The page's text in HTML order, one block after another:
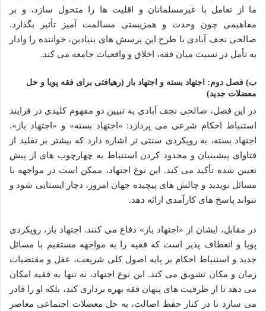
ما از تعامل با غیرمسلمانان و اقلیت ها را متحول سازد، و بر
مفاهیمی چون وحدت و همزیستی مسالمت آمیز تأثیر بگذارد.
صالحی نجف آبادی با طرح این پرسش های بنیادین، خواننده را وادار
به تأمل در نسبت میان فقه، اخلاق و واقعیات جامعه می کند.
ب) فصل دوم: اجتهاد بسته و اجتهاد باز (رهیافتی برای فقه پویا و حل
معضلات جدید)
در این فصل، صالحی نجف آبادی به تبیین دو مفهوم کلیدی در فرایند
استنباط احکام شرعی می پردازد: «اجتهاد بسته» و «اجتهاد باز».
اجتهاد بسته، به رویکردی سنتی تر اشاره دارد که بیشتر بر تقلید از
فتاوای پیشینیان و محدود کردن استنباط به چهارچوب های از پیش
تعیین شده تأکید می کند. این نوع اجتهاد، ممکن است در مواجهه با
مسائل نوپدید و چالش های پیچیده جهان امروز، دچار ایستایی شود و
نتواند پاسخ های کارآمدی ارائه دهد.
در مقابل، ایشان از «اجتهاد باز» دفاع می کنند. اجتهاد باز، رویکردی
پویا و انعطاف پذیر است که فقیه را به مواجهه مستقیم با مسائل
جدید و استنباط احکام بر پایه اصول کلی شریعت، عقل و مقتضیات
زمان و مکان تشویق می کند. این نوع اجتهاد، نه تنها به فقیه امکان
می دهد تا از ظرفیت های پنهان فقه بهره برداری کند، بلکه او را قادر
می سازد تا در کنار حفظ اصالت، به حل معضلات اجتماعی معاصر